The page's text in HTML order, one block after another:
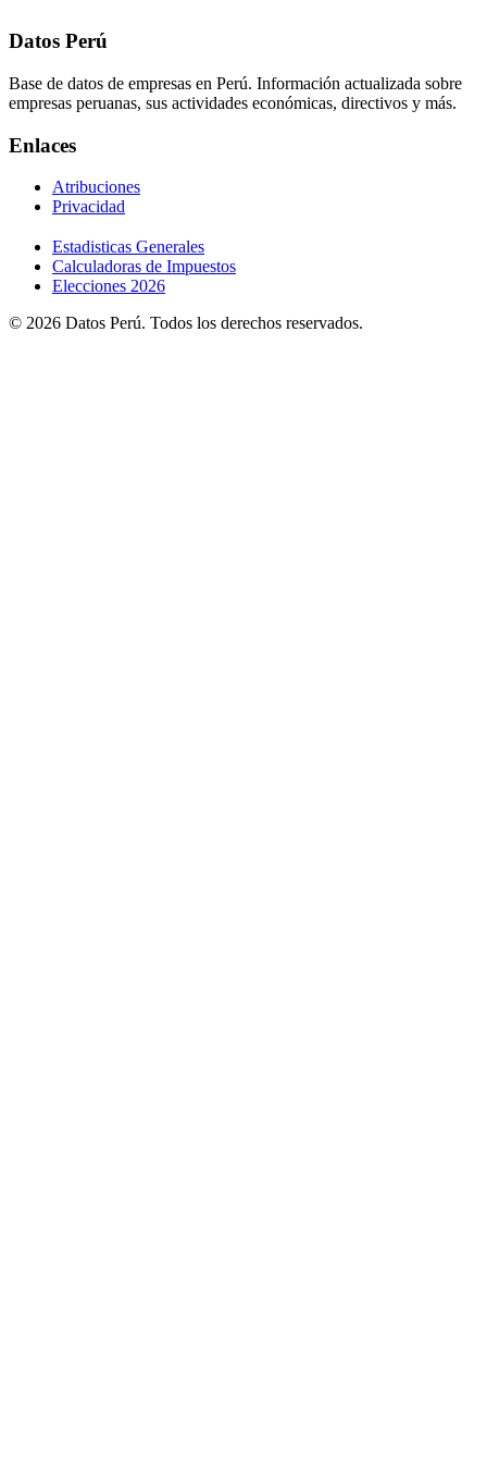
Datos Perú
Base de datos de empresas en Perú. Información actualizada sobre
empresas peruanas, sus actividades económicas, directivos y más.
Enlaces
Atribuciones
Privacidad
Estadisticas Generales
Calculadoras de Impuestos
Elecciones 2026
© 2026 Datos Perú. Todos los derechos reservados.